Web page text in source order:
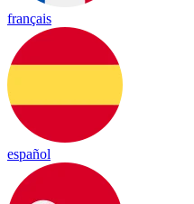
français
español